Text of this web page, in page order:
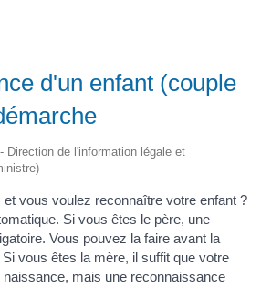
d'un enfant (couple
Direction de l'information légale et
vous voulez reconnaître votre enfant ?
Si vous êtes le père, une
Vous pouvez la faire avant la
vous êtes la mère, il suffit que votre
mais une reconnaissance